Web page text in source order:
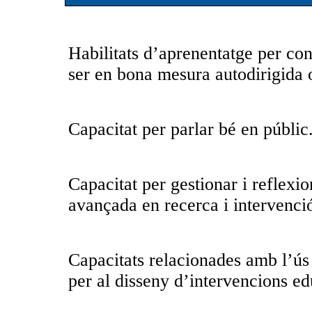
Habilitats d’aprenentatge per
ser en bona mesura autodirigida
Capacitat per parlar bé en
Capacitat per gestionar i
avançada en recerca i
Capacitats relacionades amb
per al disseny d’intervencions